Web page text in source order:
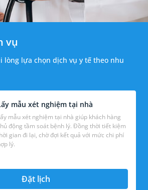
vụ
lòng lựa chọn dịch vụ y tế theo nhu
mẫu xét nghiệm tại nhà
mẫu xét nghiệm tại nhà giúp khách hàng
động tầm soát bệnh lý. Đồng thời tiết kiệm
đi lại, chờ đợi kết quả với mức chi phí
lý.
Đặt lịch